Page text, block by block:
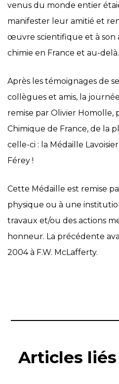
venus du monde entier
manifester leur amitié et
œuvre scientifique et à son
chimie en France et au-delà.
Après les témoignages de
collègues et amis, la
remise par Olivier Homolle,
Chimique de France, de la
celle-ci : la Médaille
Férey !
Cette Médaille est remise
physique ou à une
travaux et/ou des actions
honneur. La précédente
2004 à F.W. McLafferty.
Articles liés